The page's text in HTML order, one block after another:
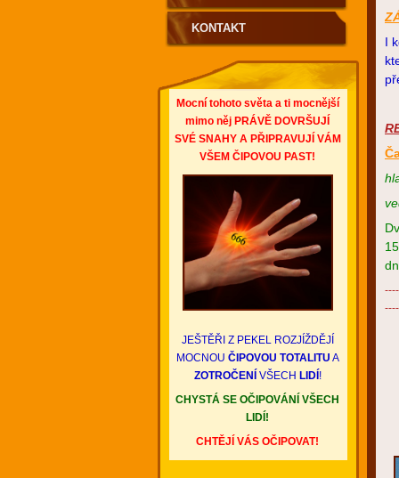
I
PODPORU
KONTAKT
Mocní tohoto světa a ti mocnější
mimo něj PRÁVĚ DOVRŠUJÍ
SVÉ SNAHY A PŘIPRAVUJÍ VÁM
VŠEM ČIPOVOU PAST!
JEŠTĚŘI Z PEKEL ROZJÍŽDĚJÍ
MOCNOU ČIPOVOU TOTALITU A
ZOTROČENÍ VŠECH LIDÍ !
CHYSTÁ SE OČIPOVÁNÍ VŠECH
LIDÍ!
CHTĚJÍ VÁS OČIPOVAT!